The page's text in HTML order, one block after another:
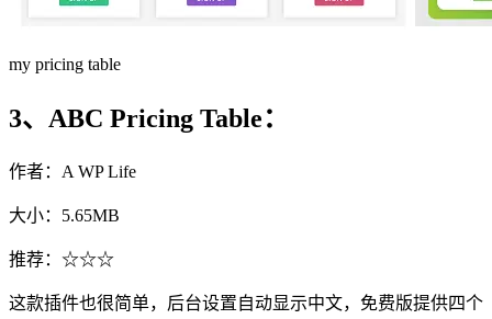
my pricing table
3、ABC Pricing Table：
作者：A WP Life
大小：5.65MB
推荐：☆☆☆
这款插件也很简单，后台设置自动显示中文，免费版提供四个